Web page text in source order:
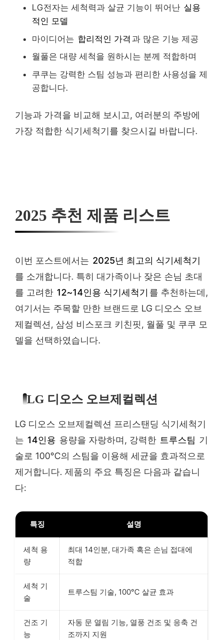
LG전자는 세척력과 살균 기능이 뛰어난 실용
적인 모델
마이디어는 합리적인 가격 과 많은 기능 제공
월풀은 대량 세척을 원하시는 분께 적합하며
쿠쿠는 강력한 스팀 성능과 편리한 사용성을 제
공합니다.
기능과 가격을 비교해 보시고, 여러분의 주방에
가장 적합한 식기세척기를 찾으시길 바랍니다.
2025 추천 제품 리스트
이번 포스트에서는 2025년 최고의 식기세척기
를 소개합니다. 특히 대가족이나 잦은 손님 초대
를 고려한 12~14인용 식기세척기 를 추천하는데,
여기서는 주목할 만한 브랜드로 LG 디오스 오브
제컬렉션, 삼성 비스포크 키친핏, 월풀 및 쿠쿠 모
델을 선택하였습니다.
LG 디오스 오브제컬렉션
LG 디오스 오브제컬렉션 프리스탠딩 식기세척기
는 14인용 용량을 자랑하며, 강력한 트루스팀 기
술로 100℃의 스팀을 이용해 세균을 효과적으로
제거합니다. 제품의 주요 특징은 다음과 같습니
다:
특징 설명
세척 용
량
최대 14인분, 대가족 혹은 손님 접대에
적합
세척 기
술
트루스팀 기술, 100℃ 살균 효과
건조 기
능
자동 문 열림 기능, 열풍 건조 및 응축 건
조까지 지원